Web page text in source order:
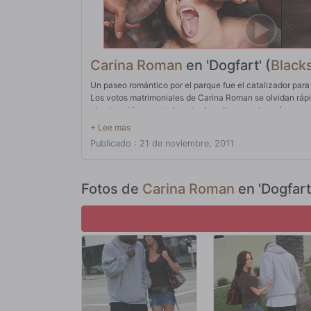
Carina Roman en 'Dogfart' (
Un paseo romántico por el parque fue el catalizador
Los votos matrimoniales de Carina Roman se olvidan
el gato está ausente, la puta de polla negra jugará con
Carina pinta la gran polla negra de Flash con cada
obsceno cuando el culo fruncido de Carina se traga
rostro que la esperaba.
Publicado : 21 de noviembre, 2011
Fotos de Carina Roman en